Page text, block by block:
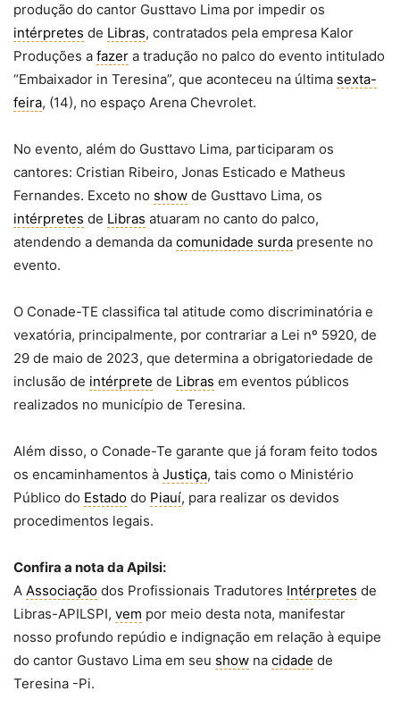
produção do cantor Gusttavo Lima por impedir os
intérpretes de Libras, contratados pela empresa Kalor
Produções a fazer a tradução no palco do evento intitulado
“Embaixador in Teresina”, que aconteceu na última sexta-
feira, (14), no espaço Arena Chevrolet.
No evento, além do Gusttavo Lima, participaram os
cantores: Cristian Ribeiro, Jonas Esticado e Matheus
Fernandes. Exceto no show de Gusttavo Lima, os
intérpretes de Libras atuaram no canto do palco,
atendendo a demanda da comunidade surda presente no
evento.
O Conade-TE classifica tal atitude como discriminatória e
vexatória, principalmente, por contrariar a Lei nº 5920, de
29 de maio de 2023, que determina a obrigatoriedade de
inclusão de intérprete de Libras em eventos públicos
realizados no município de Teresina.
Além disso, o Conade-Te garante que já foram feito todos
os encaminhamentos à Justiça, tais como o Ministério
Público do Estado do Piauí, para realizar os devidos
procedimentos legais.
Confira a nota da Apilsi:
A Associação dos Profissionais Tradutores Intérpretes de
Libras-APILSPI, vem por meio desta nota, manifestar
nosso profundo repúdio e indignação em relação à equipe
do cantor Gustavo Lima em seu show na cidade de
Teresina -Pi.